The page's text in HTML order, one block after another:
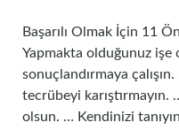
Başarılı Olmak İçin 11
Yapmakta olduğunuz işe
sonuçlandırmaya
tecrübeyi karıştırmayın.
olsun. … Kendinizi